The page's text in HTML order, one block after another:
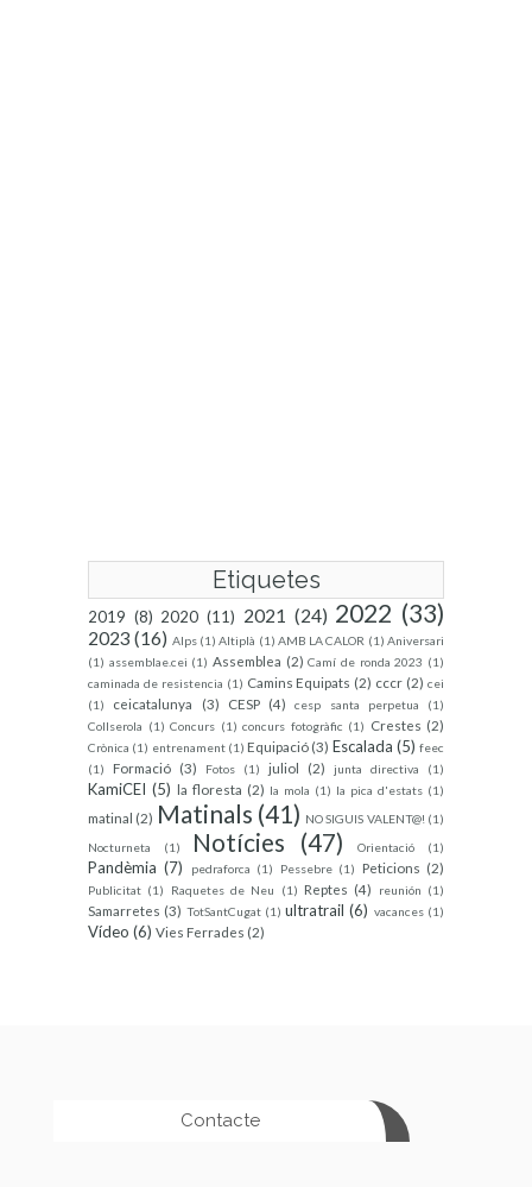
Etiquetes
2019 (8) 2020 (11) 2021 (24) 2022 (33)
2023 (16) Alps (1) Altiplà (1) AMB LA CALOR (1) Aniversari
(1) assemblae.cei (1) Assemblea (2) Camí de ronda 2023 (1)
caminada de resistencia (1) Camins Equipats (2) cccr (2) cei
(1)
ceicatalunya (3) CESP (4) cesp santa perpetua
(1)
Collserola (1) Concurs (1) concurs fotogràfic (1) Crestes (2)
Crònica (1) entrenament (1) Equipació (3) Escalada (5) feec
(1)
Formació (3) Fotos (1) juliol (2) junta directiva (1)
KamiCEI (5) la floresta (2) la mola (1) la pica d'estats (1)
matinal (2) Matinals (41) NO SIGUIS VALENT@! (1)
Nocturneta
(1) Notícies (47) Orientació (1)
Pandèmia (7) pedraforca (1) Pessebre (1) Peticions (2)
Publicitat (1) Raquetes de Neu (1) Reptes (4) reunión (1)
Samarretes (3) TotSantCugat (1) ultratrail (6) vacances (1)
Vídeo (6) Vies Ferrades (2)
Contacte